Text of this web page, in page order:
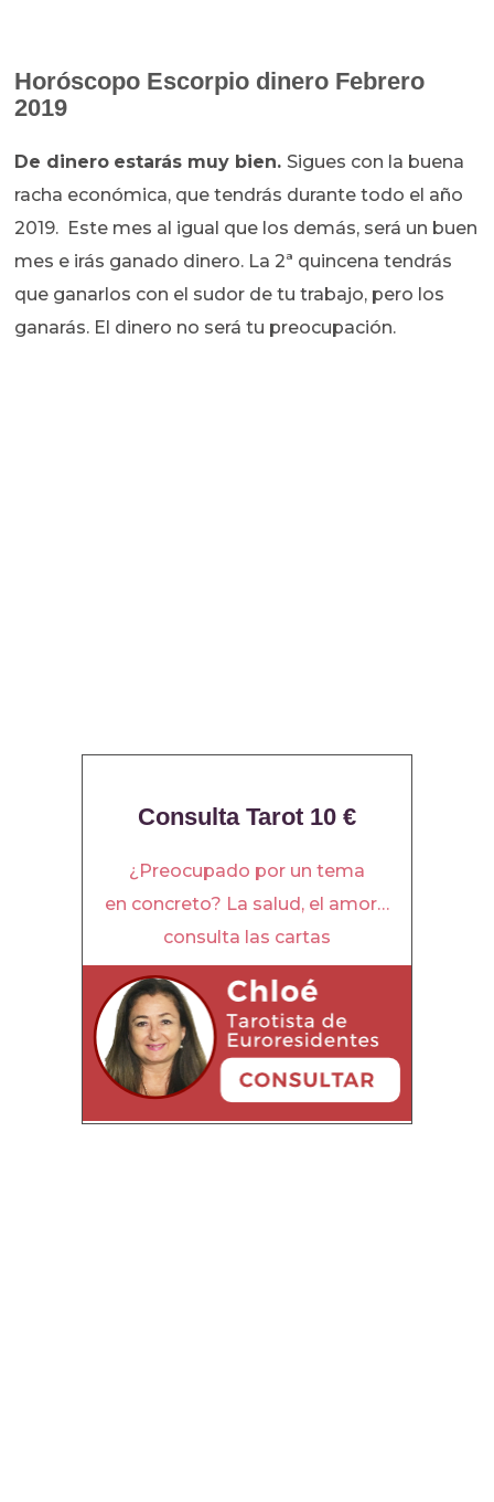
Horóscopo Escorpio dinero Febrero
2019
De dinero estarás muy bien. Sigues con la buena
racha económica, que tendrás durante todo el año
2019. Este mes al igual que los demás, será un buen
mes e irás ganado dinero. La 2ª quincena tendrás
que ganarlos con el sudor de tu trabajo, pero los
ganarás. El dinero no será tu preocupación.
Consulta Tarot 10 €
¿Preocupado por un tema
en concreto? La salud, el amor…
consulta las cartas